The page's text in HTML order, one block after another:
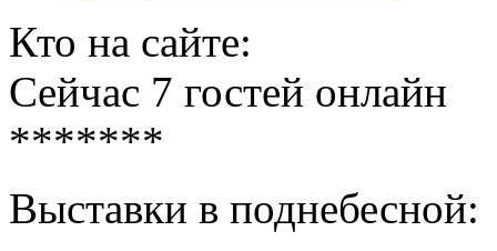
Кто на сайте:
Сейчас 7 гостей онлайн
*******
Выставки в поднебесной: